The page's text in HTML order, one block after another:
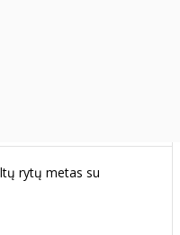
rytų metas su